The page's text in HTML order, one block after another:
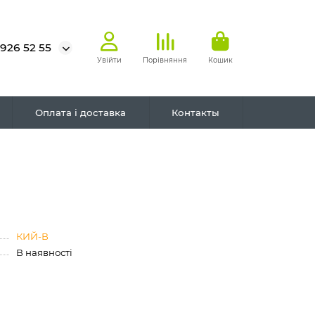
52 55
Увійти Порівняння Кошик
Оплата і доставка Контакты
КИЙ-В
В наявності